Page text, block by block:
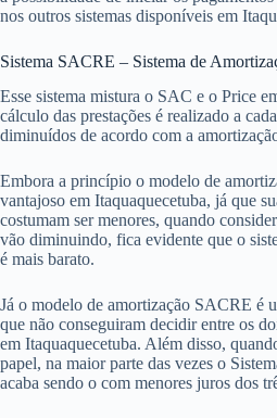
nos outros sistemas disponíveis em
Sistema SACRE – Sistema de
Esse sistema mistura o SAC e o Price
cálculo das prestações é realizado a
diminuídos de acordo com a
Embora a princípio o modelo de
vantajoso em Itaquaquecetuba, já que
costumam ser menores, quando
vão diminuindo, fica evidente que o
é mais barato.
Já o modelo de amortização SACRE é
que não conseguiram decidir entre os
em Itaquaquecetuba. Além disso,
papel, na maior parte das vezes o
acaba sendo o com menores juros dos